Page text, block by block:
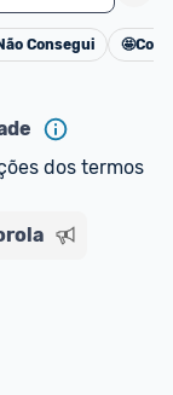
Não Consegui 🤩
dos termos